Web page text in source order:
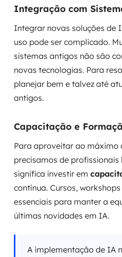
Integração com
Integrar novas soluções de
uso pode ser complicado.
sistemas antigos não são
novas tecnologias. Para
planejar bem e talvez até
antigos.
Capacitação e
Para aproveitar ao máximo
precisamos de
significa investir em
contínua. Cursos,
essenciais para manter a
últimas novidades em IA.
A implementação de IA